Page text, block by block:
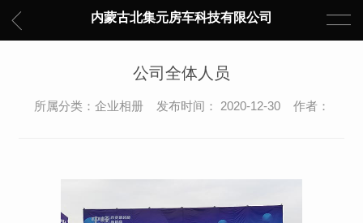
内蒙古北集元房车科技有限公司
公司全体人员
所属分类：企业相册 发布时间： 2020-12-30 作者：